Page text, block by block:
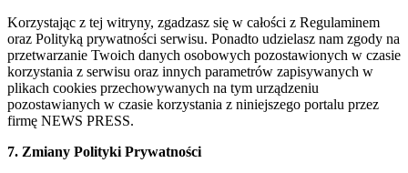
Korzystając z tej witryny, zgadzasz się w całości z Regulaminem
oraz Polityką prywatności serwisu. Ponadto udzielasz nam zgody na
przetwarzanie Twoich danych osobowych pozostawionych w czasie
korzystania z serwisu oraz innych parametrów zapisywanych w
plikach cookies przechowywanych na tym urządzeniu
pozostawianych w czasie korzystania z niniejszego portalu przez
firmę NEWS PRESS.
7. Zmiany Polityki Prywatności